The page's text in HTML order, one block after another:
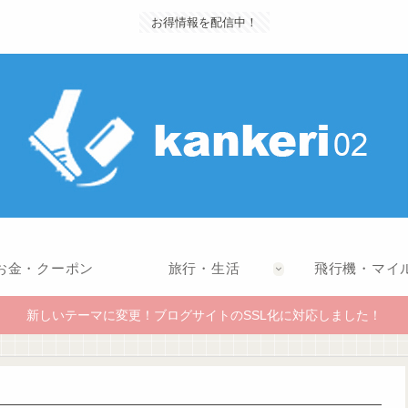
お得情報を配信中！
金・クーポン 旅行・生活 飛行機・マイ
新しいテーマに変更！ブログサイトのSSL化に対応しました！